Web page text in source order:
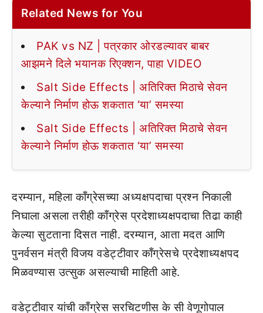
Related News for You
PAK vs NZ | पत्रकार ओरडल्यावर बाबर
आझमने दिले भयानक रिएक्शन, पाहा VIDEO
Salt Side Effects | अतिरिक्त मिठाचे सेवन
केल्याने निर्माण होऊ शकतात ‘या’ समस्या
Salt Side Effects | अतिरिक्त मिठाचे सेवन
केल्याने निर्माण होऊ शकतात ‘या’ समस्या
दरम्यान, महिला कॉंग्रेसच्या अध्यक्षपदाचा प्रश्न निकाली
निघाला असला तरीही काँग्रेस प्रदेशाध्यक्षपदाचा तिढा काही
केल्या सुटताना दिसत नाही. दरम्यान, आता मदत आणि
पुनर्वसन मंत्री विजय वडेट्टीवार काँग्रेसचे प्रदेशाध्यक्षपद
मिळवण्यास उत्सुक असल्याची माहिती आहे.
वडेट्टीवार यांची काँग्रेस सरचिटणीस के सी वेणूगोपाल